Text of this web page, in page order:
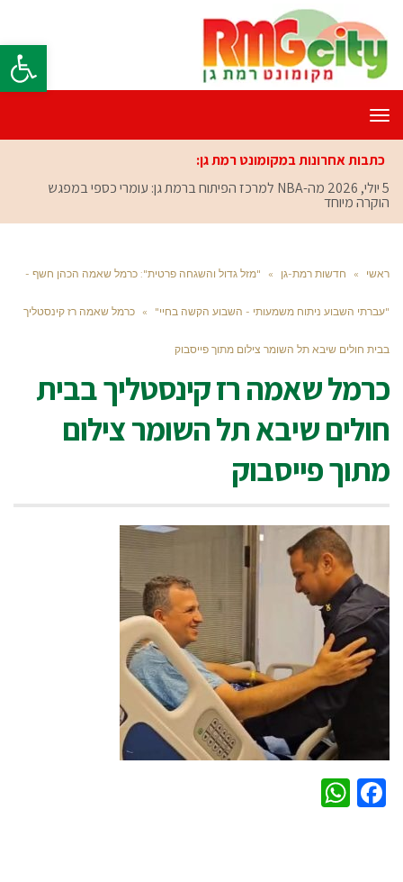
פתח
תפריט
כתבות אחרונות במקומונט רמת גן:
5 יולי, 2026
מה-NBA למרכז הפיתוח ברמת גן: עומרי כספי במפגש
הוקרה מיוחד
ראשי » חדשות רמת-גן » "מזל גדול והשגחה פרטית": כרמל שאמה הכהן חשף -
"עברתי השבוע ניתוח משמעותי - השבוע הקשה בחיי" » כרמל שאמה רז קינסטליך
בבית חולים שיבא תל השומר צילום מתוך פייסבוק
כרמל שאמה רז קינסטליך בבית
חולים שיבא תל השומר צילום
מתוך פייסבוק
Facebook